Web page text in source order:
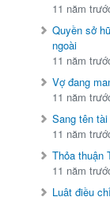
11 năm
Quyền sở
ngoài
11 năm
Vợ đang
11 năm
Sang tên
11 năm
Thỏa thuận
11 năm
Luật điều